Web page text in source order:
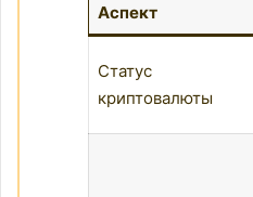
Аспект
Статус
криптовалюты